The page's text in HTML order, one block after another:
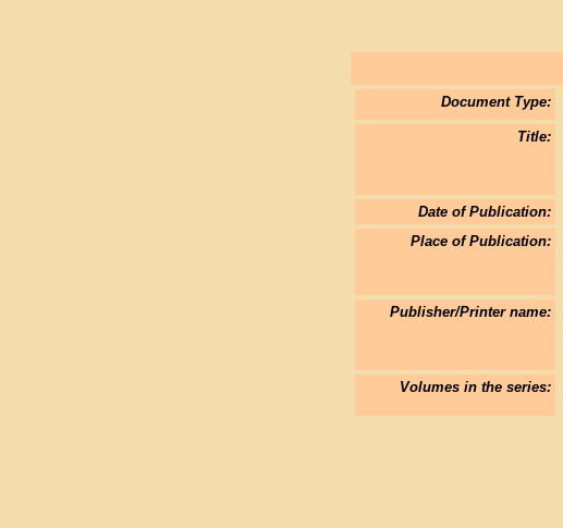
Document Type:
Title:
Date of Publication:
Place of Publication:
Publisher/Printer name:
Volumes in the series: